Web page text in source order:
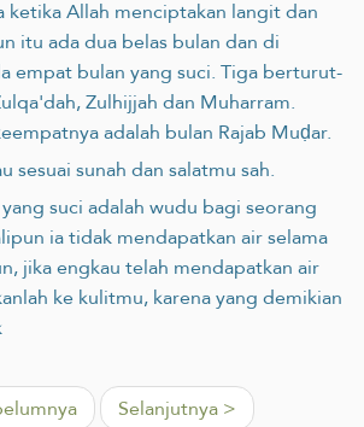
ketika Allah menciptakan langit dan
itu ada dua belas bulan dan di
empat bulan yang suci. Tiga berturut-
Zulhijjah dan Muharram.
adalah bulan Rajab Muḍar.
sesuai sunah dan salatmu sah.
suci adalah wudu bagi seorang
ia tidak mendapatkan air selama
jika ‎engkau telah mendapatkan air
ke kulitmu, karena yang demikian
Selanjutnya >